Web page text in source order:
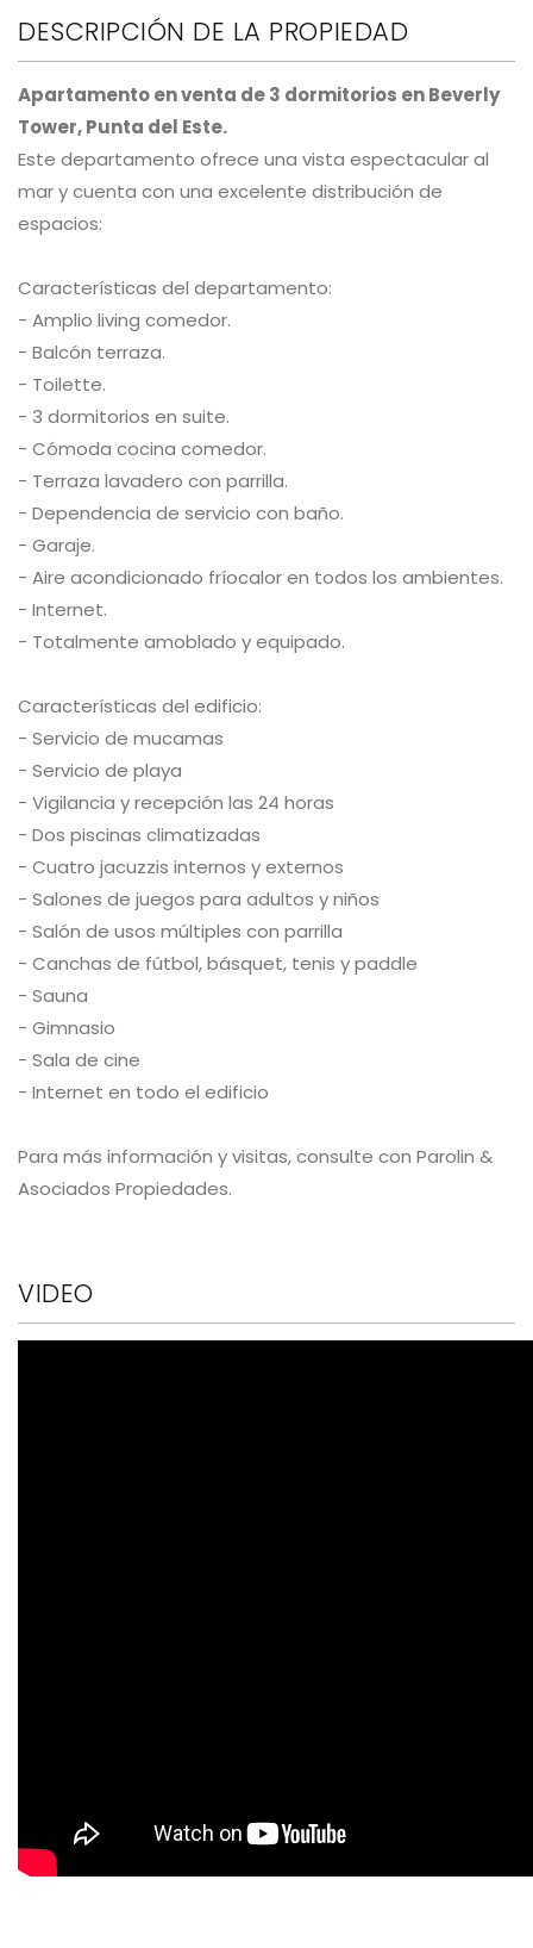
DESCRIPCIÓN DE LA PROPIEDAD
Apartamento en venta de 3 dormitorios en Beverly
Tower, Punta del Este.
Este departamento ofrece una vista espectacular al
mar y cuenta con una excelente distribución de
espacios:
Características del departamento:
- Amplio living comedor.
- Balcón terraza.
- Toilette.
- 3 dormitorios en suite.
- Cómoda cocina comedor.
- Terraza lavadero con parrilla.
- Dependencia de servicio con baño.
- Garaje.
- Aire acondicionado fríocalor en todos los ambientes.
- Internet.
- Totalmente amoblado y equipado.
Características del edificio:
- Servicio de mucamas
- Servicio de playa
- Vigilancia y recepción las 24 horas
- Dos piscinas climatizadas
- Cuatro jacuzzis internos y externos
- Salones de juegos para adultos y niños
- Salón de usos múltiples con parrilla
- Canchas de fútbol, básquet, tenis y paddle
- Sauna
- Gimnasio
- Sala de cine
- Internet en todo el edificio
Para más información y visitas, consulte con Parolin &
Asociados Propiedades.
VIDEO